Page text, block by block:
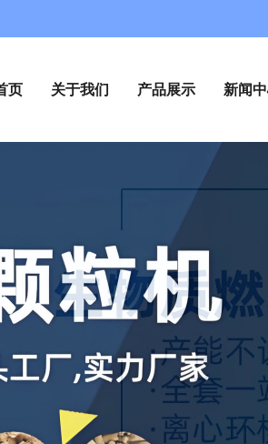
页 关于我们 产品展示 新闻